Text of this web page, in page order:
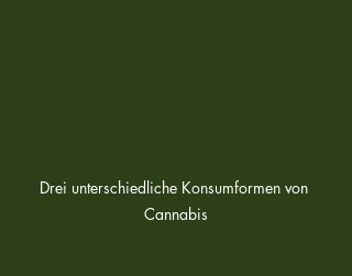
Drei unterschiedliche Konsumformen von
Cannabis